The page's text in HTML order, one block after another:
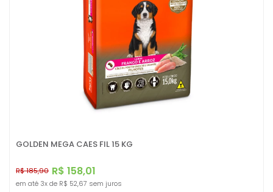
GOLDEN MEGA CAES FIL 15 KG
R$ 158,01
R$ 185,90
em até 3x de R$ 52,67 sem juros